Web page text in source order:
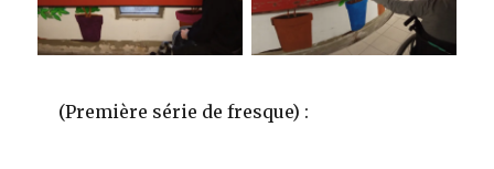
(Première série de fresque) :